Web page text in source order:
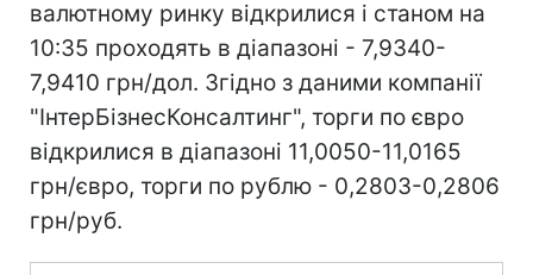
валютному ринку відкрилися і станом на
10:35 проходять в діапазоні - 7,9340-
7,9410 грн/дол. Згідно з даними компанії
"ІнтерБізнесКонсалтинг", торги по євро
відкрилися в діапазоні 11,0050-11,0165
грн/євро, торги по рублю - 0,2803-0,2806
грн/руб.